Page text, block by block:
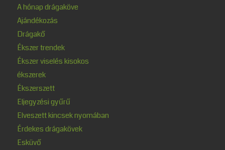
A hónap drágaköve
Ajándékozás
Drágakő
Ékszer trendek
Ékszer viselés kisokos
ékszerek
Ékszerszett
Eljegyzési gyűrű
Elveszett kincsek nyomában
Érdekes drágakövek
Esküvő